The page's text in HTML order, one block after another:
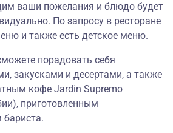
ваши пожелания и блюдо будет
По запросу в ресторане
и также есть детское меню.
порадовать себя
закусками и десертами, а также
кофе Jardin Supremo
приготовленным